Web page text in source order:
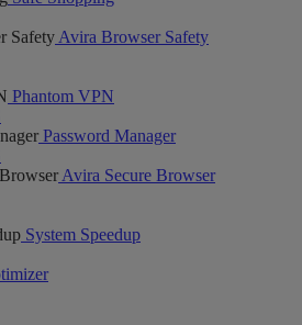
Safety Avira Browser Safety
Phantom VPN
Password Manager
Avira Secure Browser
System Speedup